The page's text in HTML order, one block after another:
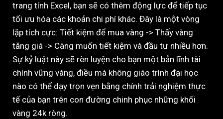
trang tính Excel, bạn sẽ có thêm động lực để tiếp tục
tối ưu hóa các khoản chi phí khác. Đây là một vòng
lặp tích cực: Tiết kiệm để mua vàng -> Thấy vàng
tăng giá -> Càng muốn tiết kiệm và đầu tư nhiều hơn.
Sự kỷ luật này sẽ rèn luyện cho bạn một bản lĩnh tài
chính vững vàng, điều mà không giáo trình đại học
nào có thể dạy trọn vẹn bằng chính trải nghiệm thực
tế của bạn trên con đường chinh phục những khối
vàng 24k ròng.